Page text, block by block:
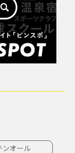
ンオール